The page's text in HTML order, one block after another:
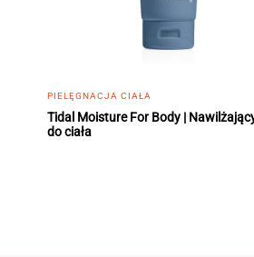
PIELĘGNACJA CIAŁA
Tidal Moisture For Body |
do ciała